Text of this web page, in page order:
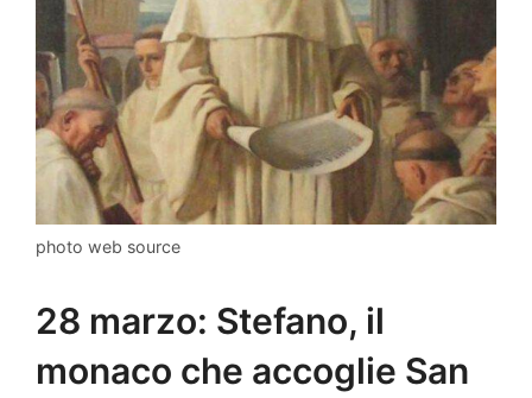
photo web source
28 marzo: Stefano, il
monaco che accoglie San